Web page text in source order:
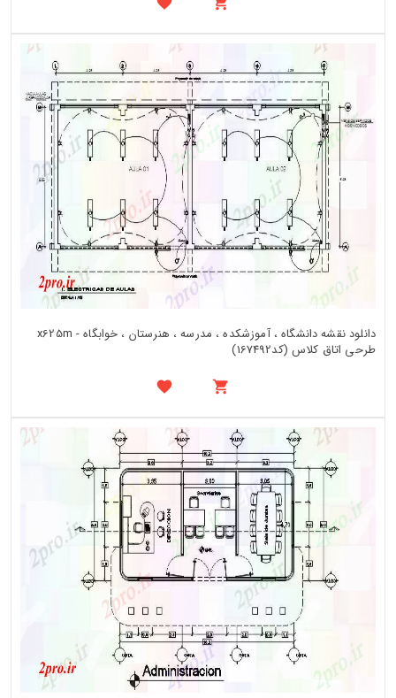
دانلود نقشه دانشگاه ، آموزشکده ، مدرسه ، هنرستان ، خوابگاه - x625m
طرحی اتاق کلاس (کد167492)